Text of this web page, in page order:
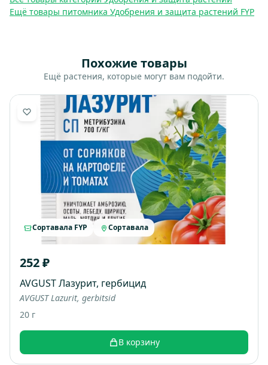
Ещё товары питомника Удобрения и защита растений FYP
Похожие товары
Ещё растения, которые могут вам подойти.
Сортавала FYP Сортавала
252 ₽
AVGUST Лазурит, гербицид
AVGUST Lazurit, gerbitsid
20 г
В корзину